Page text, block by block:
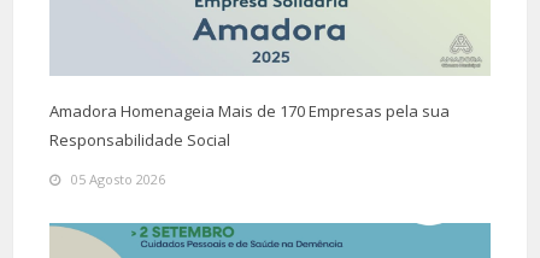
Amadora Homenageia Mais de 170 Empresas pela sua
Responsabilidade Social
05 Agosto 2026